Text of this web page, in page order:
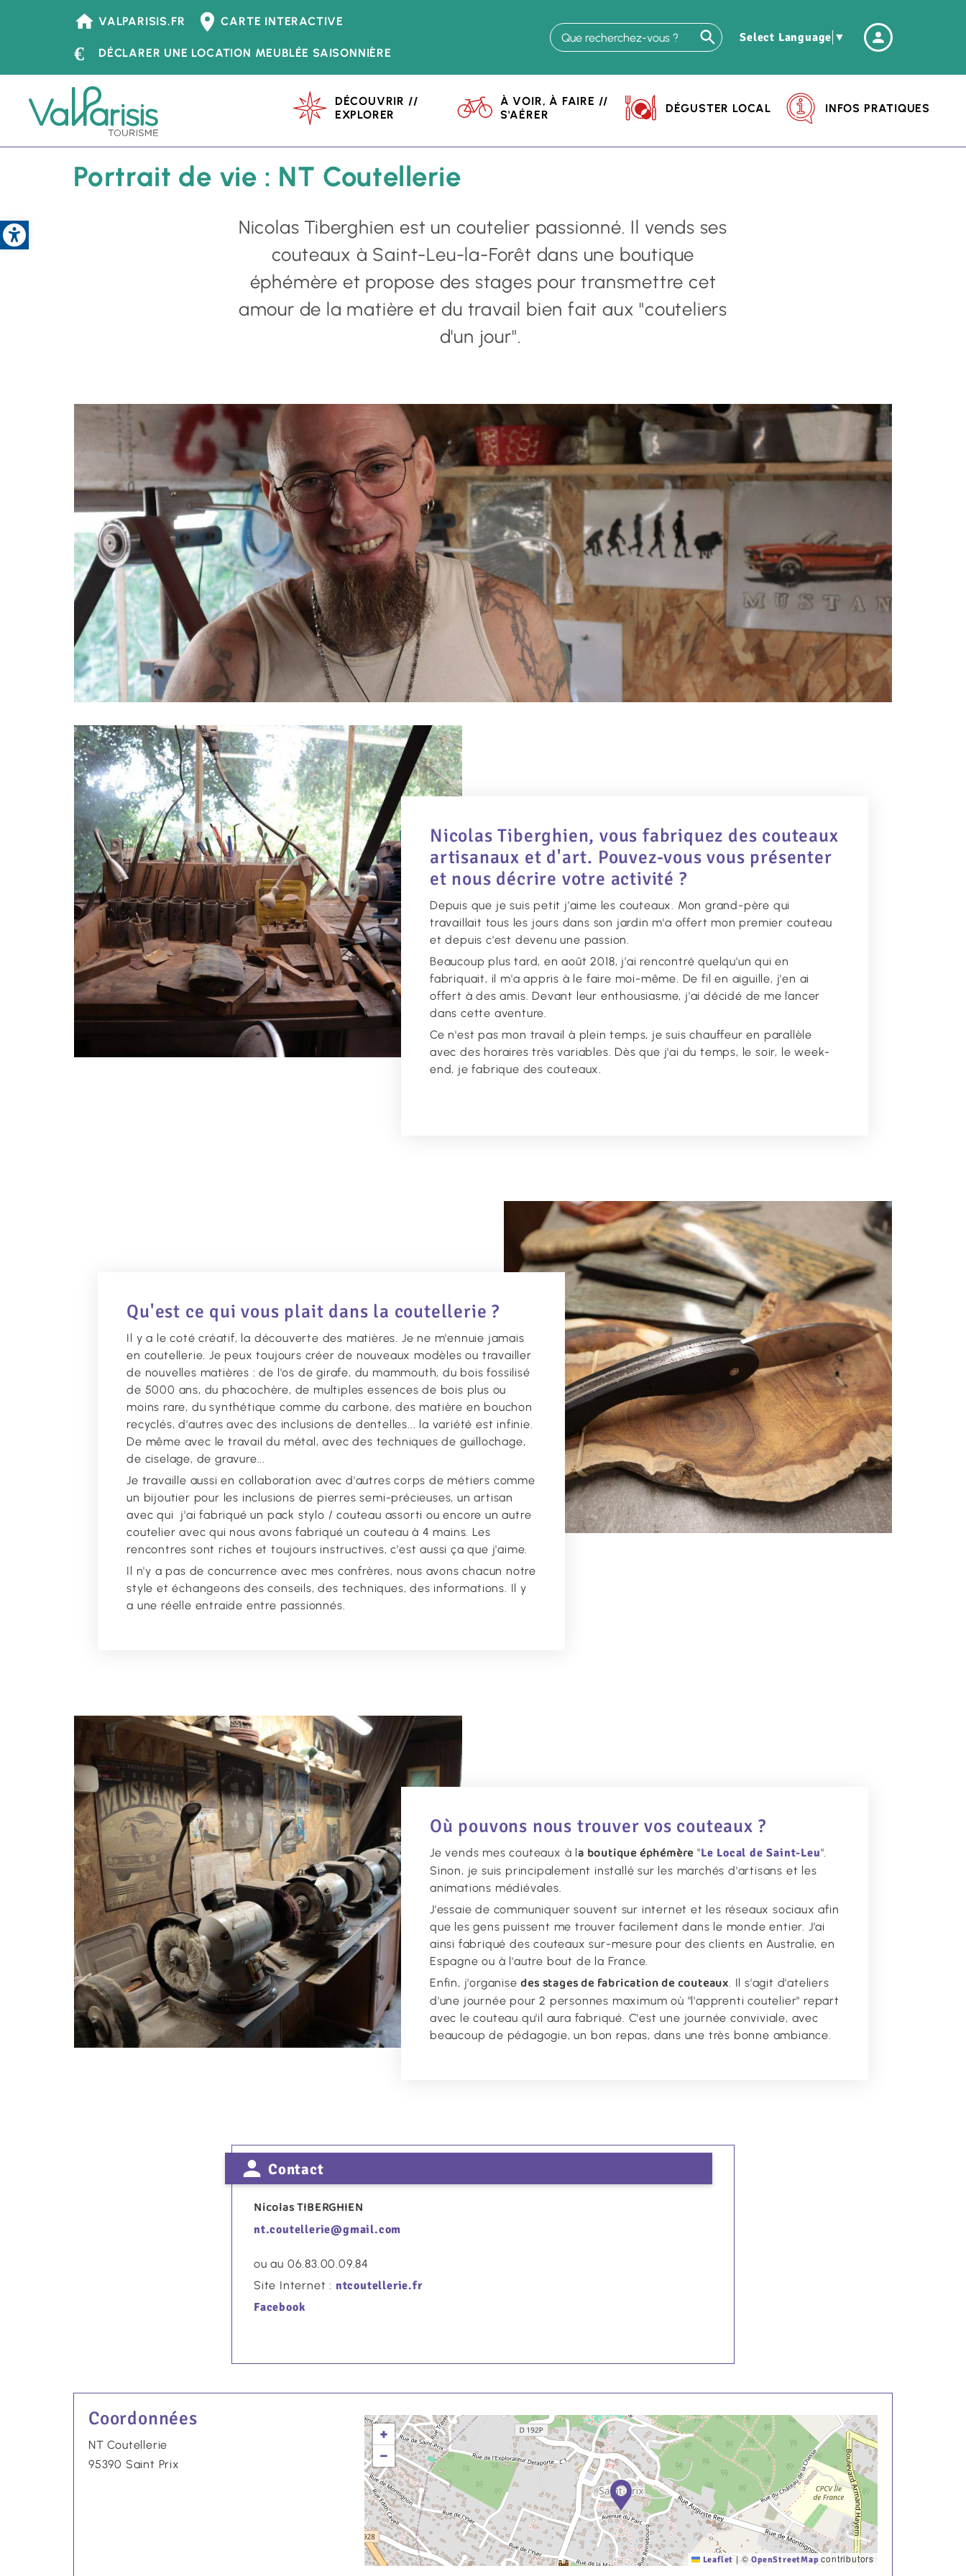
Open toolbar
Tourisme
-
Header
VALPARISIS.FR CARTE INTERACTIVE
DÉCLARER UNE LOCATION MEUBLÉE SAISONNIÈRE
Select Language ▼
Header
-
Tourisme
DÉCOUVRIR //
EXPLORER
À VOIR, À FAIRE //
S'AÉRER
DÉGUSTER LOCAL INFOS PRATIQUES
Accueil Accueil - Tourisme Déguster local
Portrait de vie : NT Coutellerie
Nicolas Tiberghien est un coutelier passionné. Il vends ses
couteaux à Saint-Leu-la-Forêt dans une boutique
éphémère et propose des stages pour transmettre cet
amour de la matière et du travail bien fait aux "couteliers
d'un jour".
Nicolas Tiberghien, vous fabriquez des couteaux
artisanaux et d'art. Pouvez-vous vous présenter
et nous décrire votre activité ?
Depuis que je suis petit j'aime les couteaux. Mon grand-père qui
travaillait tous les jours dans son jardin m'a offert mon premier couteau
et depuis c'est devenu une passion.
Beaucoup plus tard, en août 2018, j'ai rencontré quelqu'un qui en
fabriquait, il m'a appris à le faire moi-même. De fil en aiguille, j'en ai
offert à des amis. Devant leur enthousiasme, j'ai décidé de me lancer
dans cette aventure.
Ce n'est pas mon travail à plein temps, je suis chauffeur en parallèle
avec des horaires très variables. Dès que j'ai du temps, le soir, le week-
end, je fabrique des couteaux.
Qu'est ce qui vous plait dans la coutellerie ?
Il y a le coté créatif, la découverte des matières. Je ne m'ennuie jamais
en coutellerie. Je peux toujours créer de nouveaux modèles ou travailler
de nouvelles matières : de l'os de girafe, du mammouth, du bois fossilisé
de 5000 ans, du phacochère, de multiples essences de bois plus ou
moins rare, du synthétique comme du carbone, des matière en bouchon
recyclés, d'autres avec des inclusions de dentelles... la variété est infinie.
De même avec le travail du métal, avec des techniques de guillochage,
de ciselage, de gravure...
Je travaille aussi en collaboration avec d'autres corps de métiers comme
un bijoutier pour les inclusions de pierres semi-précieuses, un artisan
avec qui j'ai fabriqué un pack stylo / couteau assorti ou encore un autre
coutelier avec qui nous avons fabriqué un couteau à 4 mains. Les
rencontres sont riches et toujours instructives, c'est aussi ça que j'aime.
Il n'y a pas de concurrence avec mes confrères, nous avons chacun notre
style et échangeons des conseils, des techniques, des informations. Il y
a une réelle entraide entre passionnés.
Où pouvons nous trouver vos couteaux ?
Je vends mes couteaux à la boutique éphémère "Le Local de Saint-Leu".
Sinon, je suis principalement installé sur les marchés d'artisans et les
animations médiévales.
J'essaie de communiquer souvent sur internet et les réseaux sociaux afin
que les gens puissent me trouver facilement dans le monde entier. J'ai
ainsi fabriqué des couteaux sur-mesure pour des clients en Australie, en
Espagne ou à l'autre bout de la France.
Enfin, j'organisedes stages de fabrication de couteaux. Il s'agit d'ateliers
d'une journée pour 2 personnes maximum où "l'apprenti coutelier" repart
avec le couteau qu'il aura fabriqué. C'est une journée conviviale, avec
beaucoup de pédagogie, un bon repas, dans une très bonne ambiance.
Contact
Nicolas TIBERGHIEN
nt.coutellerie@gmail.com
ou au 06.83.00.09.84
Site Internet : ntcoutellerie.fr
Facebook
Coordonnées
NT Coutellerie
95390 Saint Prix
+
−
Leaflet |©OpenStreetMap contributors